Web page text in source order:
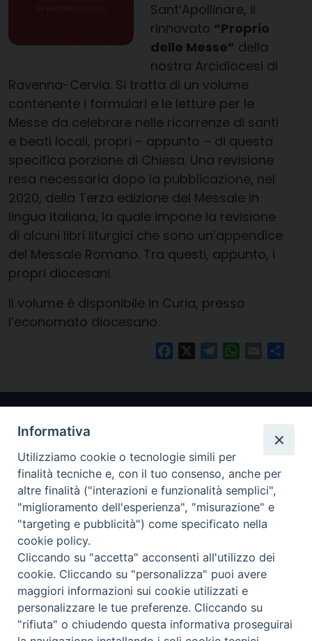
Sant’Apollinare, il
rinnovato “Proprio
delle Messe” della
nostra Arcidiocesi di
Ravenna-Cervia. Si tratta di un volume
contenente i formulari e le letture per le
Messe da celebrare nelle ricorrenze di santi
e beati locali, propri – appunto – di questa
specifica porzione di Chiesa. Una revisione
resa necessaria dopo la pubblicazione, nel
2020, della Terza edizione del Messale in
lingua italiana, la quale impone la revisione
di alcuni libri liturgici che sono un’appendice
del Messale Romano. Tra questi, appunto, i
propri diocesani.
Il volume è disponibile in Curia, presso
l’economato diocesano.
FacebookTelegramWhatsApp
Email
Arcidiocesi di Ravenna-Cervia
CONTATTI
Piazza Arcivescovado, 1 48121- Ravenna
tel 0544.541655
curia@diocesiravennacervia.it
Informativa
Utilizziamo cookie o tecnologie simili per
finalità tecniche e, con il tuo consenso, anche per
altre finalità ("interazioni e funzionalità semplici",
"miglioramento dell'esperienza", "misurazione" e
"targeting e pubblicità") come specificato nella
cookie policy.
Cliccando su "accetta" acconsenti all'utilizzo dei
cookie. Cliccando su "personalizza" puoi avere
maggiori informazioni sui cookie utilizzati e
personalizzare le tue preferenze. Cliccando su
"rifiuta" o chiudendo questa informativa proseguirai